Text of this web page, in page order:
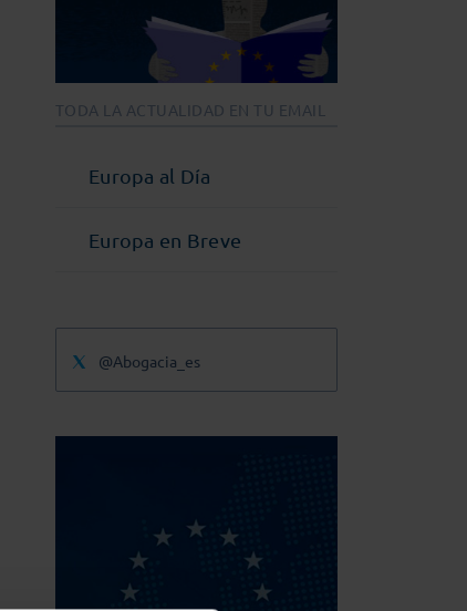
TODA LA ACTUALIDAD EN TU EMAIL
Europa al Día
Europa en Breve
@Abogacia_es